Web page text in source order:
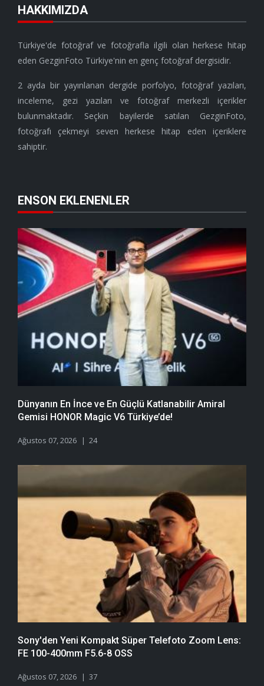
HAKKIMIZDA
Türkiye'de fotoğraf ve fotoğrafla ilgili olan herkese hitap
eden GezginFoto Türkiye'nin en genç fotoğraf dergisidir.
2 ayda bir yayınlanan dergide porfolyo, fotoğraf yazıları,
inceleme, gezi yazıları ve fotoğraf merkezli içerikler
bulunmaktadır. Seçkin bayilerde satılan GezginFoto,
fotoğrafı çekmeyi seven herkese hitap eden içeriklere
sahiptir.
ENSON EKLENENLER
Dünyanın En İnce ve En Güçlü Katlanabilir Amiral
Gemisi HONOR Magic V6 Türkiye’de!
Ağustos 07, 2026 24
Sony'den Yeni Kompakt Süper Telefoto Zoom Lens:
FE 100-400mm F5.6-8 OSS
Ağustos 07, 2026 37